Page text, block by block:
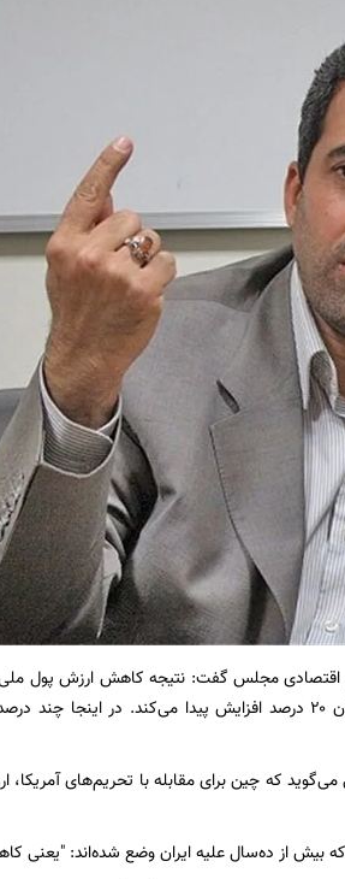
اقتصادی مجلس گفت: نتیجه کاهش ارزش پول ملی
دنیا دو درصد کاهش ارزش پولی می‌دهند و صادراتشان ۲۰ درصد افزایش
می‌گوید که چین برای مقابله با تحریم‌های
از ده‌سال علیه ایران وضع شده‌اند: "یعنی